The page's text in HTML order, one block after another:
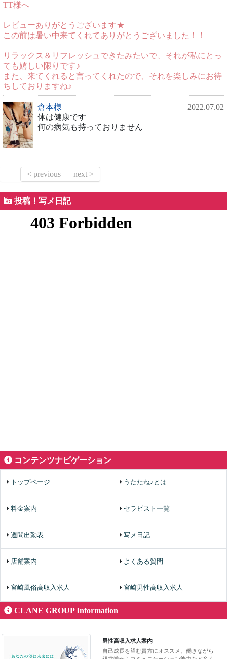
TT様へ
レビューありがとうございます★
この前は暑い中来てくれてありがとうございました！！
リラックス＆リフレッシュできたみたいで、それが私にとっ
ても嬉しい限りです♪
また、来てくれると言ってくれたので、それを楽しみにお待
ちしておりますね♪
倉本様
2022.07.02
体は健康です
何の病気も持っておりません
< previous next >
投稿！写メ日記
コンテンツナビゲーション
トップページ うたたね♪とは
料金案内 セラピスト一覧
週間出勤表 写メ日記
店舗案内 よくある質問
宮崎風俗高収入求人 宮崎男性高収入求人
CLANE GROUP Information
男性高収入求人案内
自己成長を望む貴方にオススメ。働きながら